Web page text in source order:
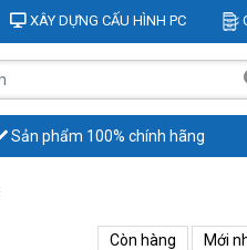
XÂY DỰNG CẤU HÌNH PC
Sản phẩm 100% chính hãng
Còn hàng Mới